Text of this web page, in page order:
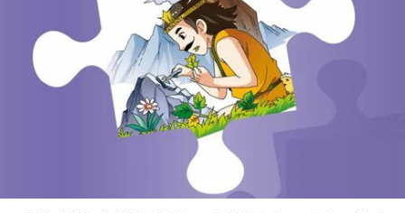
日本購物 電子/紙本書
HOT